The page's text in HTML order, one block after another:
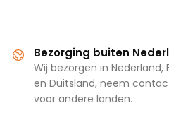
Bezorging buiten
Wij bezorgen in Nederland,
en Duitsland, neem
voor andere landen.